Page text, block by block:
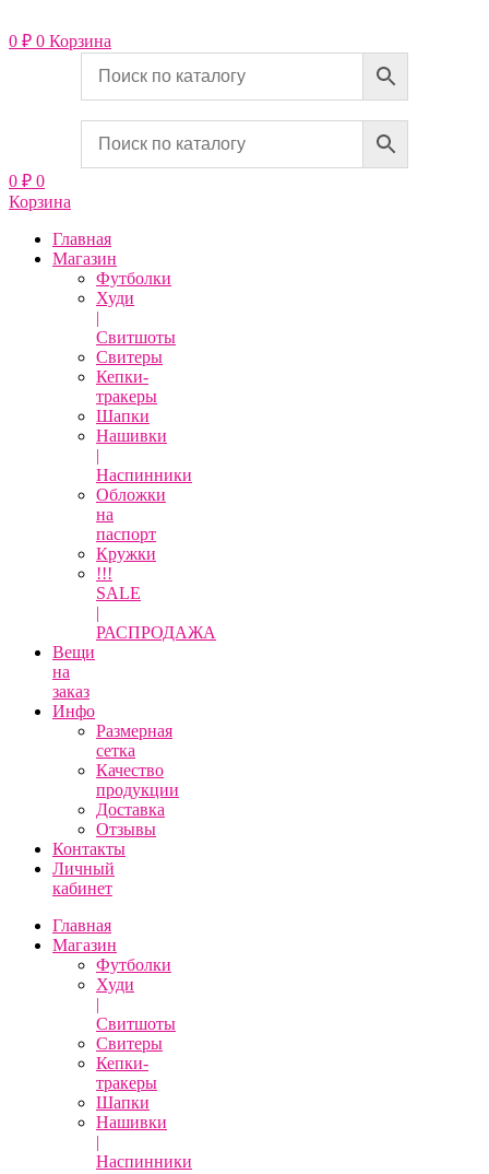
к
содержимому
0 ₽ 0 Корзина
0 ₽ 0
Корзина
Главная
Магазин
Футболки
Худи
|
Свитшоты
Свитеры
Кепки-
тракеры
Шапки
Нашивки
|
Наспинники
Обложки
на
паспорт
Кружки
!!!
SALE
|
РАСПРОДАЖА
Вещи
на
заказ
Инфо
Размерная
сетка
Качество
продукции
Доставка
Отзывы
Контакты
Личный
кабинет
Главная
Магазин
Футболки
Худи
|
Свитшоты
Свитеры
Кепки-
тракеры
Шапки
Нашивки
|
Наспинники